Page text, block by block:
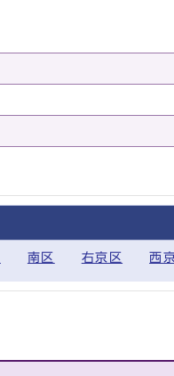
南区 右京区 西